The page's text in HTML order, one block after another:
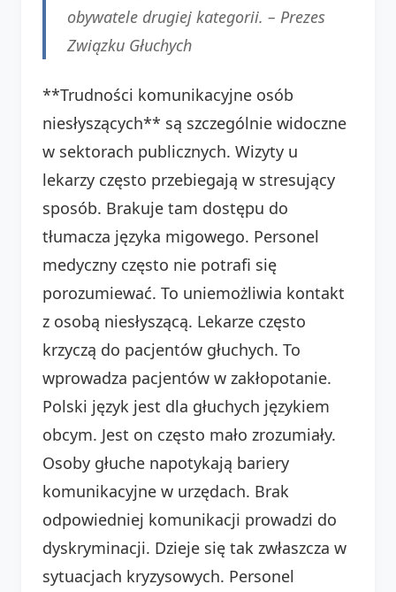
obywatele drugiej kategorii. – Prezes
Związku Głuchych
**Trudności komunikacyjne osób
niesłyszących** są szczególnie widoczne
w sektorach publicznych. Wizyty u
lekarzy często przebiegają w stresujący
sposób. Brakuje tam dostępu do
tłumacza języka migowego. Personel
medyczny często nie potrafi się
porozumiewać. To uniemożliwia kontakt
z osobą niesłyszącą. Lekarze często
krzyczą do pacjentów głuchych. To
wprowadza pacjentów w zakłopotanie.
Polski język jest dla głuchych językiem
obcym. Jest on często mało zrozumiały.
Osoby głuche napotykają bariery
komunikacyjne w urzędach. Brak
odpowiedniej komunikacji prowadzi do
dyskryminacji. Dzieje się tak zwłaszcza w
sytuacjach kryzysowych. Personel